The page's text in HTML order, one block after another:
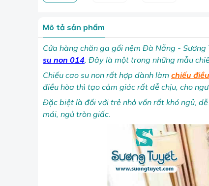
Mô tả sản phẩm
Cửa hàng chăn ga gối nệm Đà Nẵng -
su non 014. Đây là một trong những mẫu
Chiếu cao su non rất hợp dành làm chiếu
điều hòa thì tạo cảm giác rất dễ chịu, cho
Đặc biệt là đối với trẻ nhỏ vốn rất khó ngủ,
mái, ngủ tròn giấc.